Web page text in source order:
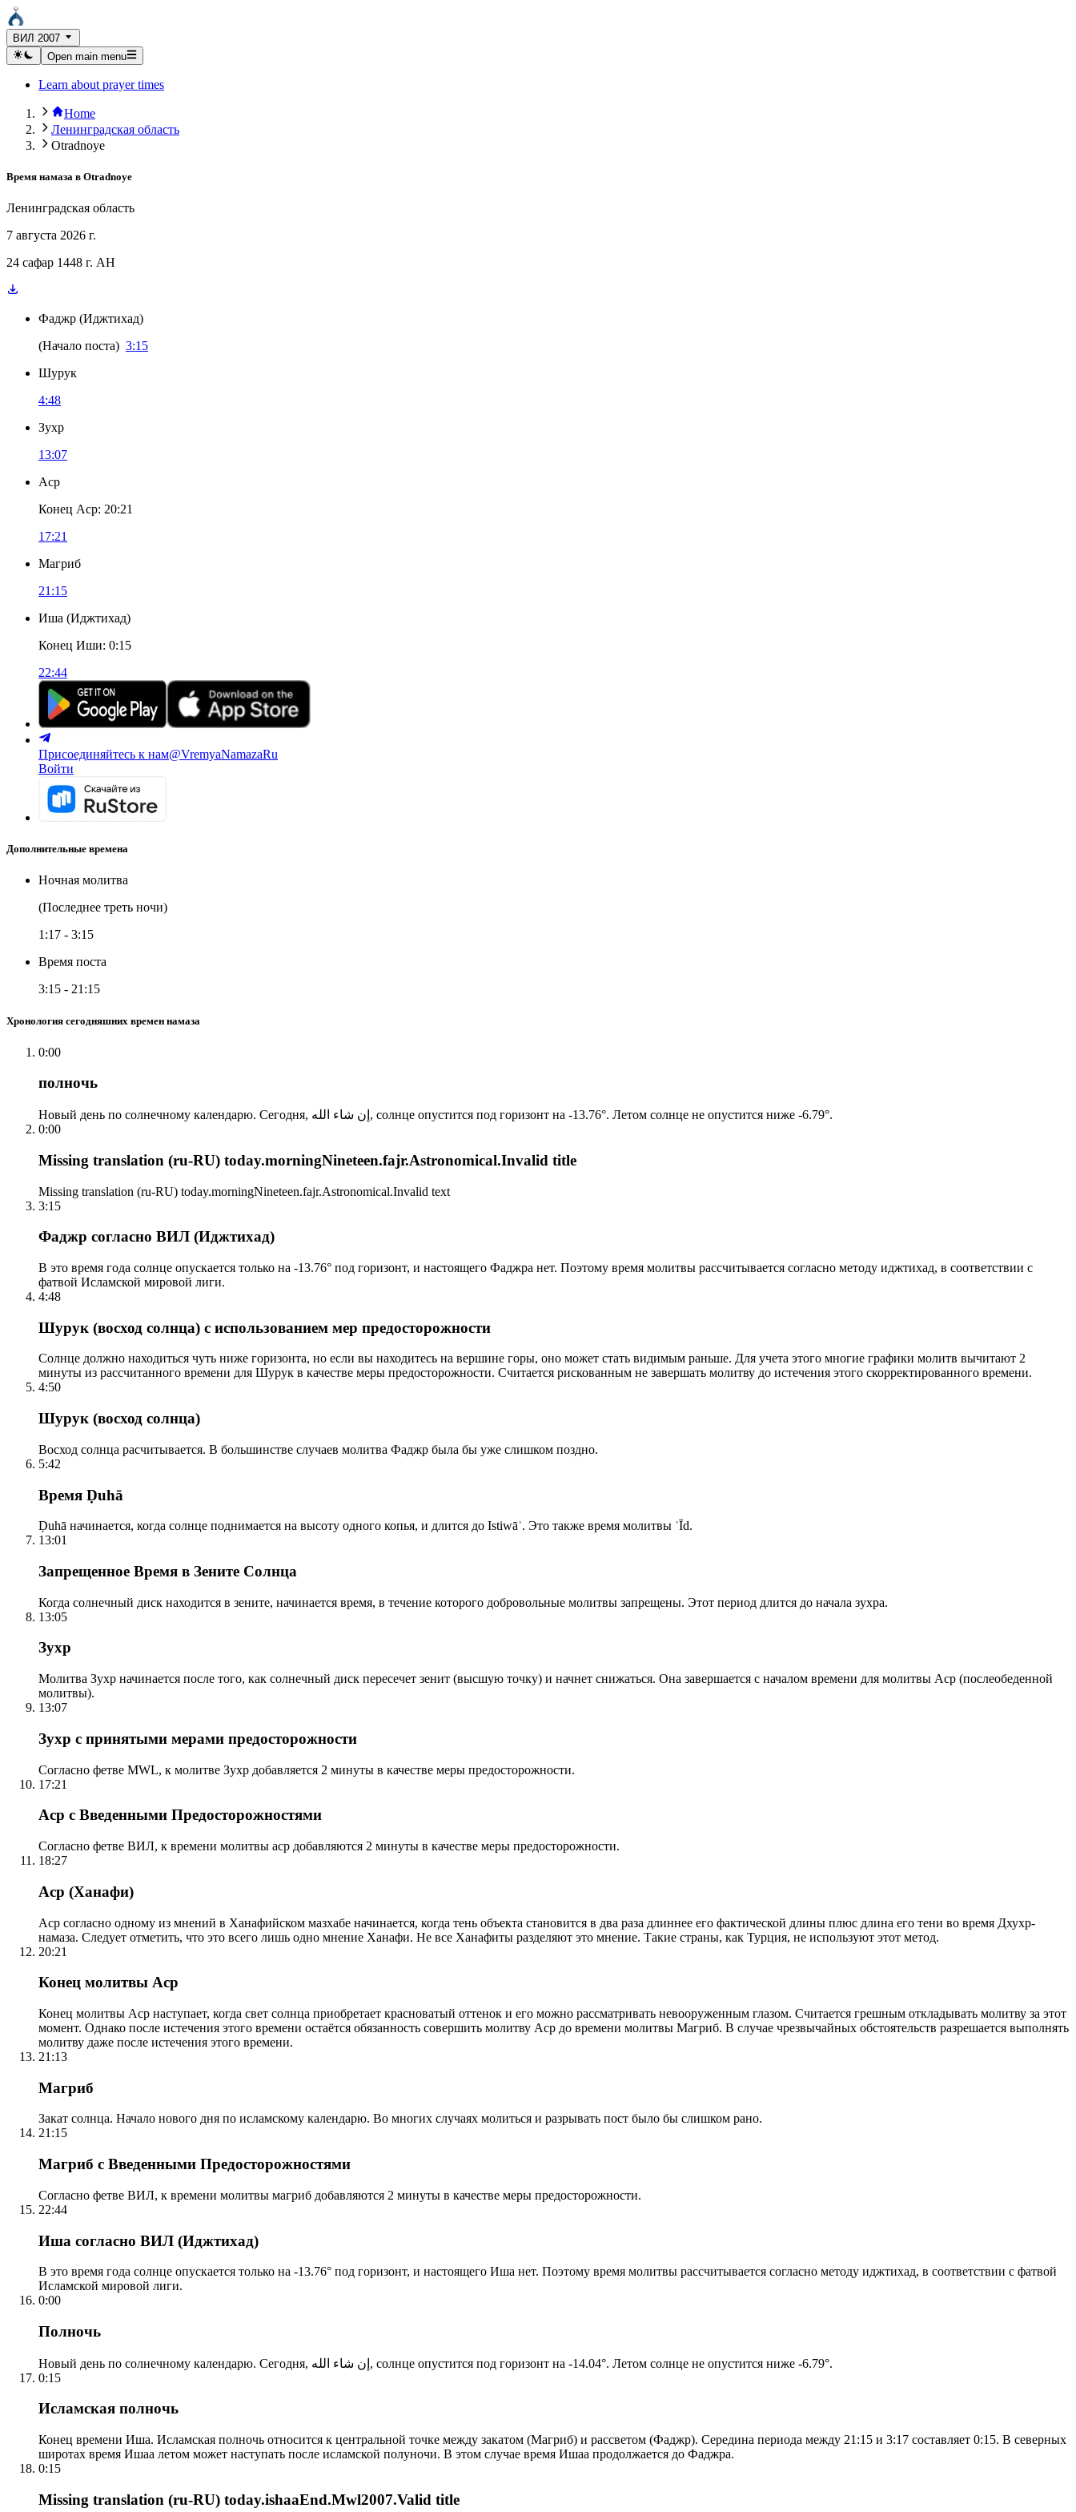
ВИЛ 2007
Open main menu
Learn about prayer times
Home
Ленинградская область
Otradnoye
Время намаза в Otradnoye
Ленинградская область
7 августа 2026 г.
24 сафар 1448 г. AH
Фаджр (Иджтихад)
(Начало поста) 3:15
Шурук
4:48
Зухр
13:07
Аср
Конец Аср: 20:21
17:21
Магриб
21:15
Иша (Иджтихад)
Конец Иши: 0:15
22:44
Присоединяйтесь к нам@VremyaNamazaRu
Войти
Дополнительные времена
Ночная молитва
(Последнее треть ночи)
1:17 - 3:15
Время поста
3:15 - 21:15
Хронология сегодняшних времен намаза
0:00
полночь
Новый день по солнечному календарю. Сегодня, إن شاء الله, солнце опустится под горизонт на -13.76°. Летом солнце не опустится ниже -6.79°.
0:00
Missing translation (ru-RU) today.morningNineteen.fajr.Astronomical.Invalid title
Missing translation (ru-RU) today.morningNineteen.fajr.Astronomical.Invalid text
3:15
Фаджр согласно ВИЛ (Иджтихад)
В это время года солнце опускается только на -13.76° под горизонт, и настоящего Фаджра нет. Поэтому время молитвы рассчитывается согласно методу иджтихад, в соответствии с
фатвой Исламской мировой лиги.
4:48
Шурук (восход солнца) с использованием мер предосторожности
Солнце должно находиться чуть ниже горизонта, но если вы находитесь на вершине горы, оно может стать видимым раньше. Для учета этого многие графики молитв вычитают 2
минуты из рассчитанного времени для Шурук в качестве меры предосторожности. Считается рискованным не завершать молитву до истечения этого скорректированного времени.
4:50
Шурук (восход солнца)
Восход солнца расчитывается. В большинстве случаев молитва Фаджр была бы уже слишком поздно.
5:42
Время Ḍuhā
Ḍuhā начинается, когда солнце поднимается на высоту одного копья, и длится до Istiwāʾ. Это также время молитвы ʿĪd.
13:01
Запрещенное Время в Зените Солнца
Когда солнечный диск находится в зените, начинается время, в течение которого добровольные молитвы запрещены. Этот период длится до начала зухра.
13:05
Зухр
Молитва Зухр начинается после того, как солнечный диск пересечет зенит (высшую точку) и начнет снижаться. Она завершается с началом времени для молитвы Аср (послеобеденной
молитвы).
13:07
Зухр с принятыми мерами предосторожности
Согласно фетве MWL, к молитве Зухр добавляется 2 минуты в качестве меры предосторожности.
17:21
Аср с Введенными Предосторожностями
Согласно фетве ВИЛ, к времени молитвы аср добавляются 2 минуты в качестве меры предосторожности.
18:27
Аср (Ханафи)
Аср согласно одному из мнений в Ханафийском мазхабе начинается, когда тень объекта становится в два раза длиннее его фактической длины плюс длина его тени во время Дхухр-
намаза. Следует отметить, что это всего лишь одно мнение Ханафи. Не все Ханафиты разделяют это мнение. Такие страны, как Турция, не используют этот метод.
20:21
Конец молитвы Аср
Конец молитвы Аср наступает, когда свет солнца приобретает красноватый оттенок и его можно рассматривать невооруженным глазом. Считается грешным откладывать молитву за этот
момент. Однако после истечения этого времени остаётся обязанность совершить молитву Аср до времени молитвы Магриб. В случае чрезвычайных обстоятельств разрешается выполнять
молитву даже после истечения этого времени.
21:13
Магриб
Закат солнца. Начало нового дня по исламскому календарю. Во многих случаях молиться и разрывать пост было бы слишком рано.
21:15
Магриб с Введенными Предосторожностями
Согласно фетве ВИЛ, к времени молитвы магриб добавляются 2 минуты в качестве меры предосторожности.
22:44
Иша согласно ВИЛ (Иджтихад)
В это время года солнце опускается только на -13.76° под горизонт, и настоящего Иша нет. Поэтому время молитвы рассчитывается согласно методу иджтихад, в соответствии с фатвой
Исламской мировой лиги.
0:00
Полночь
Новый день по солнечному календарю. Сегодня, إن شاء الله, солнце опустится под горизонт на -14.04°. Летом солнце не опустится ниже -6.79°.
0:15
Исламская полночь
Конец времени Иша. Исламская полночь относится к центральной точке между закатом (Магриб) и рассветом (Фаджр). Середина периода между 21:15 и 3:17 составляет 0:15. В северных
широтах время Ишаа летом может наступать после исламской полуночи. В этом случае время Ишаа продолжается до Фаджра.
0:15
Missing translation (ru-RU) today.ishaaEnd.Mwl2007.Valid title